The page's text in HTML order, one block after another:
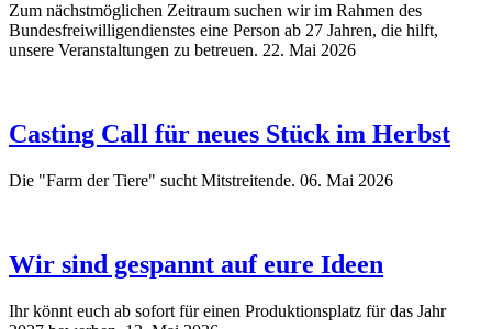
Zum nächstmöglichen Zeitraum suchen wir im Rahmen des
Bundesfreiwilligendienstes eine Person ab 27 Jahren, die hilft,
unsere Veranstaltungen zu betreuen. 22. Mai 2026
Casting Call für neues Stück im Herbst
Die "Farm der Tiere" sucht Mitstreitende. 06. Mai 2026
Wir sind gespannt auf eure Ideen
Ihr könnt euch ab sofort für einen Produktionsplatz für das Jahr